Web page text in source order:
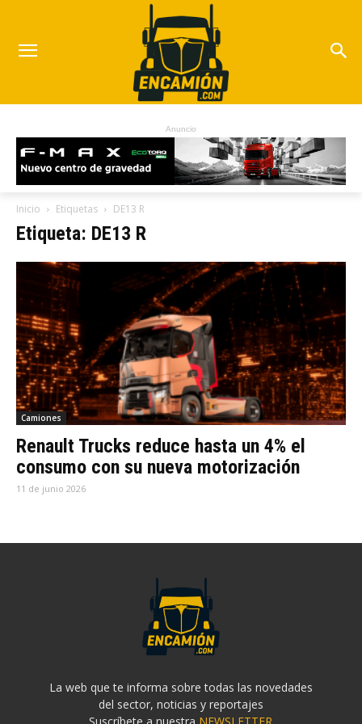
Anuncio
Inicio Etiquetas DE13 R
Etiqueta: DE13 R
Camiones
Renault Trucks reduce hasta un 4% el
consumo con su nueva motorización
11 de junio 2026
La web que te informa sobre todas las novedades
del sector, noticias y reportajes